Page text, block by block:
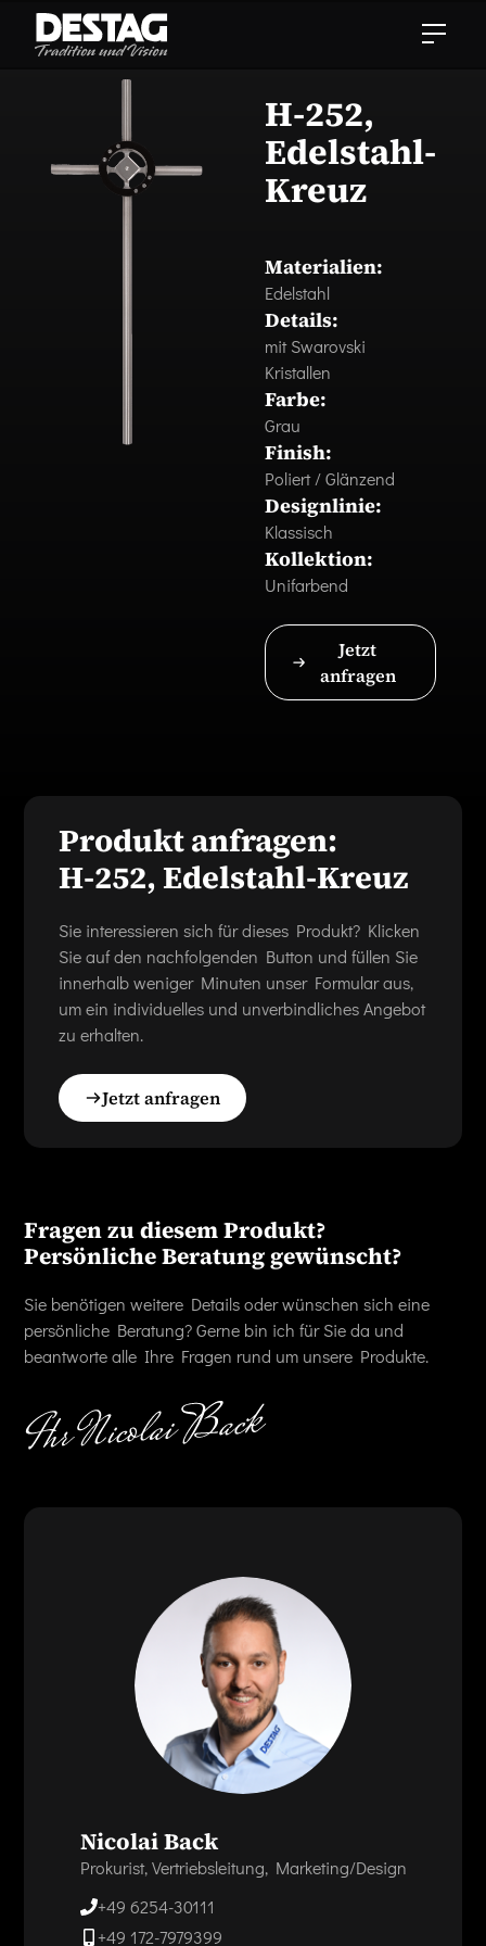
H-252,
Edelstahl-
Kreuz
Materialien:
Edelstahl
Details:
mit Swarovski
Kristallen
Farbe:
Grau
Finish:
Poliert / Glänzend
Designlinie:
Klassisch
Kollektion:
Unifarbend
Jetzt
anfragen
Produkt anfragen:
H-252, Edelstahl-Kreuz
Sie interessieren sich für dieses Produkt? Klicken
Sie auf den nachfolgenden Button und füllen Sie
innerhalb weniger Minuten unser Formular aus,
um ein individuelles und unverbindliches Angebot
zu erhalten.
Jetzt anfragen
Fragen zu diesem Produkt?
Persönliche Beratung gewünscht?
Sie benötigen weitere Details oder wünschen sich eine
persönliche Beratung? Gerne bin ich für Sie da und
beantworte alle Ihre Fragen rund um unsere Produkte.
Nicolai Back
Prokurist, Vertriebsleitung, Marketing/Design
+49 6254-30111
+49 172-7979399